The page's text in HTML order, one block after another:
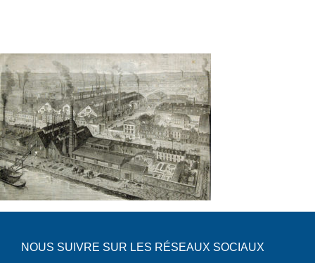
NOUS SUIVRE SUR LES RÉSEAUX SOCIAUX